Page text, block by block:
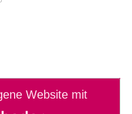
Website mit